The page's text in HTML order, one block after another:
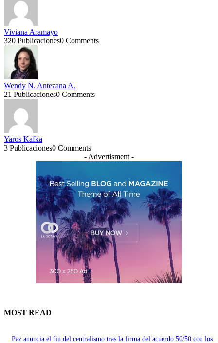
Viviana Aramayo
320 Publicaciones0 Comments
Wendy N. Antezana A.
21 Publicaciones0 Comments
Yaros Kafka
3 Publicaciones0 Comments
- Advertisment -
MOST READ
Paz anuncia el fin del centralismo tras la firma del acuerdo 50/50 con los